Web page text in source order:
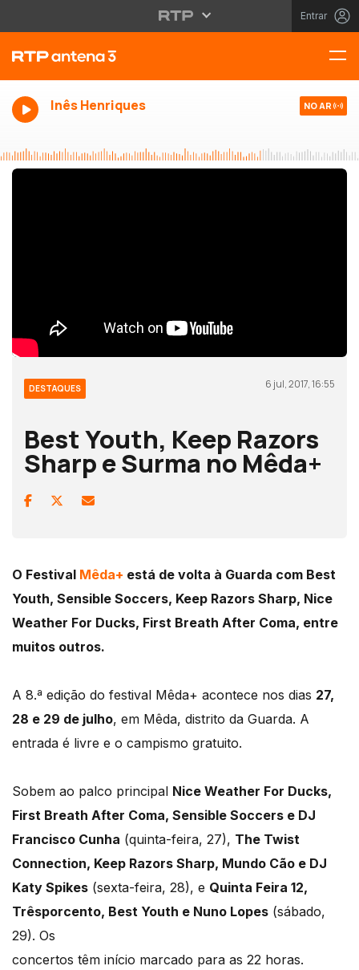
Entrar
Inês Henriques NO AR
DESTAQUES 6 jul, 2017, 16:55
Best Youth, Keep Razors
Sharp e Surma no Mêda+
O Festival Mêda+ está de volta à Guarda com Best
Youth, Sensible Soccers, Keep Razors Sharp, Nice
Weather For Ducks, First Breath After Coma, entre
muitos outros.
A 8.ª edição do festival Mêda+ acontece nos dias 27,
28 e 29 de julho, em Mêda, distrito da Guarda. A
entrada é livre e o campismo gratuito.
Sobem ao palco principal Nice Weather For Ducks,
First Breath After Coma, Sensible Soccers e DJ
Francisco Cunha (quinta-feira, 27), The Twist
Connection, Keep Razors Sharp, Mundo Cão e DJ
Katy Spikes (sexta-feira, 28), e Quinta Feira 12,
Trêsporcento, Best Youth e Nuno Lopes (sábado,
29). Os
concertos têm início marcado para as 22 horas.